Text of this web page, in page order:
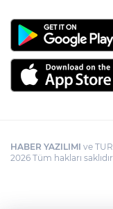
HABER YAZILIMI ve
2026 Tüm hakları saklıdır.